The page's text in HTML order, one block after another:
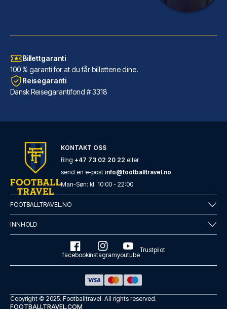
Radisson Blu Hotel Dortmund
LES MER OM HOTELLET
Billettgaranti
100 % garanti for at du får billettene dine.
Reisegaranti
Dansk Reisegarantifond # 3318
KONTAKT OSS
Ring +47 73 02 20 22 eller
send en e-post info@footballtravel.no
Man-Søn: kl. 10:00 - 22:00
FOOTBALLTRAVEL.NO
INNHOLD
facebookinstagramyoutube
Trustpilot
Copyright © 2025. Footballtravel. All rights reserved.
FOOTBALLTRAVEL.COM